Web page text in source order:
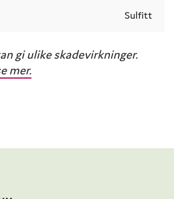
Sulfitt
gi ulike skadevirkninger.
mer.